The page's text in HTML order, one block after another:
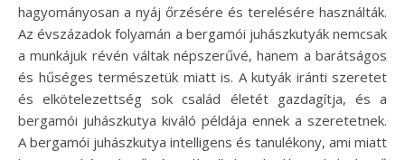
hagyományosan a nyáj őrzésére és terelésére használták.
Az évszázadok folyamán a bergamói juhászkutyák nemcsak
a munkájuk révén váltak népszerűvé, hanem a barátságos
és hűséges természetük miatt is. A kutyák iránti szeretet
és elkötelezettség sok család életét gazdagítja, és a
bergamói juhászkutya kiváló példája ennek a szeretetnek.
A bergamói juhászkutya intelligens és tanulékony, ami miatt